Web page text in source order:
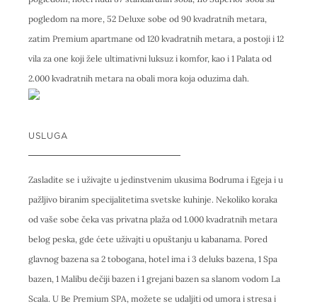
pogledom na more, 52 Deluxe sobe od 90 kvadratnih metara,
zatim Premium apartmane od 120 kvadratnih metara, a postoji i 12
vila za one koji žele ultimativni luksuz i komfor, kao i 1 Palata od
2.000 kvadratnih metara na obali mora koja oduzima dah.
USLUGA
Zasladite se i uživajte u jedinstvenim ukusima Bodruma i Egeja i u
pažljivo biranim specijalitetima svetske kuhinje. Nekoliko koraka
od vaše sobe čeka vas privatna plaža od 1.000 kvadratnih metara
belog peska, gde ćete uživajti u opuštanju u kabanama. Pored
glavnog bazena sa 2 tobogana, hotel ima i 3 deluks bazena, 1 Spa
bazen, 1 Malibu dečiji bazen i 1 grejani bazen sa slanom vodom La
Scala. U Be Premium SPA, možete se udaljiti od umora i stresa i